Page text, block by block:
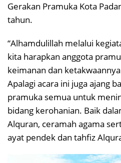
Gerakan Pramuka Kota
tahun.
“Alhamdulillah melalui
kita harapkan anggota
keimanan dan
Apalagi acara ini juga ajang
pramuka semua untuk
bidang kerohanian. Baik
Alquran, ceramah agama
ayat pendek dan tahfiz